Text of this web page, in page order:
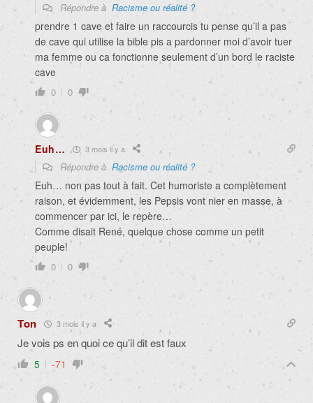
Répondre à Racisme ou réalité ?
prendre 1 cave et faire un raccourcis tu pense qu’il a pas
de cave qui utilise la bible pis a pardonner moi d’avoir tuer
ma femme ou ca fonctionne seulement d’un bord le raciste
cave
0 0
Euh… 3 mois il y a
Répondre à Racisme ou réalité ?
Euh… non pas tout à fait. Cet humoriste a complètement
raison, et évidemment, les Pepsis vont nier en masse, à
commencer par ici, le repère…
Comme disait René, quelque chose comme un petit
peuple!
0 0
Ton 3 mois il y a
Je vois ps en quoi ce qu’il dit est faux
5 -71